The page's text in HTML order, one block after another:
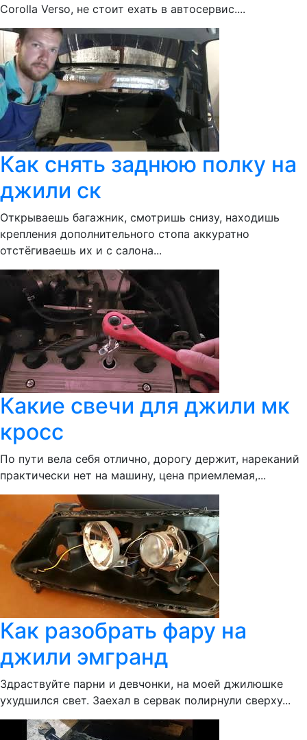
Corolla Verso, не стоит ехать в автосервис....
Как снять заднюю полку на
джили ск
Открываешь багажник, смотришь снизу, находишь
крепления дополнительного стопа аккуратно
отстёгиваешь их и с салона...
Какие свечи для джили мк
кросс
По пути вела себя отлично, дорогу держит, нареканий
практически нет на машину, цена приемлемая,...
Как разобрать фару на
джили эмгранд
Здраствуйте парни и девчонки, на моей джилюшке
ухудшился свет. Заехал в сервак полирнули сверху...